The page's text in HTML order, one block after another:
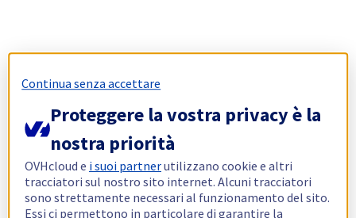
Continua senza accettare
Proteggere la vostra privacy è la
nostra priorità
OVHcloud e i suoi partnerutilizzano cookie e altri
tracciatori sul nostro sito internet. Alcuni tracciatori
sono strettamente necessari al funzionamento del sito.
Essi ci permettono in particolare di garantire la